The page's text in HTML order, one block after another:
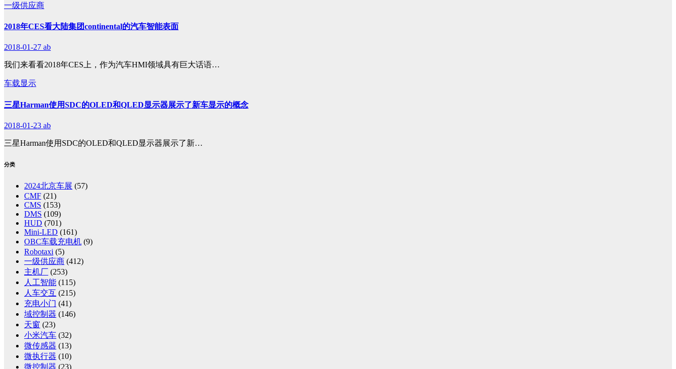
一级供应商
2018年CES看大陆集团continental的汽车智能表面
2018-01-27 ab
我们来看看2018年CES上，作为汽车HMI领域具有巨大话语…
车载显示
三星Harman使用SDC的OLED和QLED显示器展示了新车显示的概念
2018-01-23 ab
三星Harman使用SDC的OLED和QLED显示器展示了新…
分类
2024北京车展 (57)
CMF (21)
CMS (153)
DMS (109)
HUD (701)
Mini-LED (161)
OBC车载充电机 (9)
Robotaxi (5)
一级供应商 (412)
主机厂 (253)
人工智能 (115)
人车交互 (215)
充电小门 (41)
域控制器 (146)
天窗 (23)
小米汽车 (32)
微传感器 (13)
微执行器 (10)
微控制器 (23)